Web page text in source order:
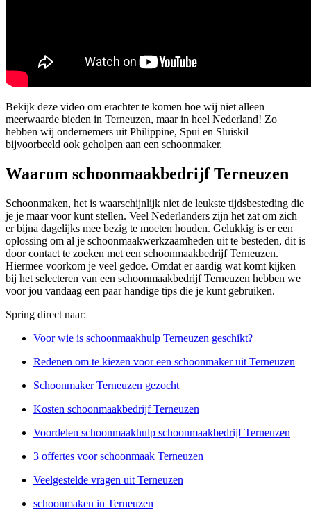
Bekijk deze video om erachter te komen hoe wij niet alleen
meerwaarde bieden in Terneuzen, maar in heel Nederland! Zo
hebben wij ondernemers uit Philippine, Spui en Sluiskil
bijvoorbeeld ook geholpen aan een schoonmaker.
Waarom schoonmaakbedrijf Terneuzen
Schoonmaken, het is waarschijnlijk niet de leukste tijdsbesteding die
je je maar voor kunt stellen. Veel Nederlanders zijn het zat om zich
er bijna dagelijks mee bezig te moeten houden. Gelukkig is er een
oplossing om al je schoonmaakwerkzaamheden uit te besteden, dit is
door contact te zoeken met een schoonmaakbedrijf Terneuzen.
Hiermee voorkom je veel gedoe. Omdat er aardig wat komt kijken
bij het selecteren van een schoonmaakbedrijf Terneuzen hebben we
voor jou vandaag een paar handige tips die je kunt gebruiken.
Spring direct naar:
Voor wie is schoonmaakhulp Terneuzen geschikt?
Redenen om te kiezen voor een schoonmaker uit Terneuzen
Schoonmaker Terneuzen gezocht
Kosten schoonmaakbedrijf Terneuzen
Voordelen schoonmaakhulp schoonmaakbedrijf Terneuzen
3 offertes voor schoonmaak Terneuzen
Veelgestelde vragen uit Terneuzen
schoonmaken in Terneuzen